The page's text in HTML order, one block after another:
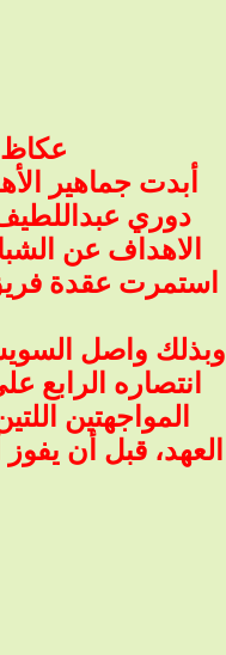
عكاظ
أبدت جماهير
وبذلك واصل
انتصاره
المواجهتين
العهد، قبل أن